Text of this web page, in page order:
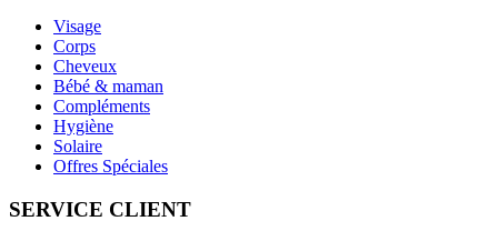
Visage
Corps
Cheveux
Bébé & maman
Compléments
Hygiène
Solaire
Offres Spéciales
SERVICE CLIENT